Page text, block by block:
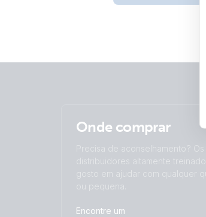
Onde comprar
Precisa de aconselhamento?
distribuidores altamente
gosto em ajudar com qualquer
ou pequena.
Encontre um